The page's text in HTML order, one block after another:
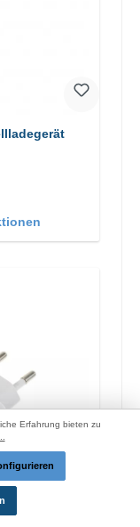
Erfahrung bieten zu